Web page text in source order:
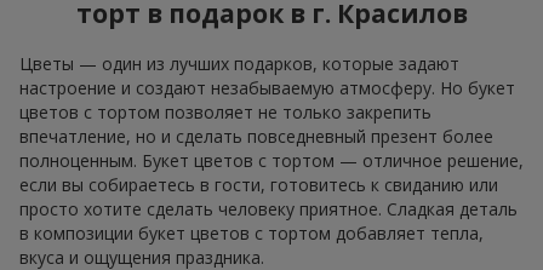
торт в подарок в г. Красилов
Цветы — один из лучших подарков, которые задают
настроение и создают незабываемую атмосферу. Но букет
цветов с тортом позволяет не только закрепить
впечатление, но и сделать повседневный презент более
полноценным. Букет цветов с тортом — отличное решение,
если вы собираетесь в гости, готовитесь к свиданию или
просто хотите сделать человеку приятное. Сладкая деталь
в композиции букет цветов с тортом добавляет тепла,
вкуса и ощущения праздника.